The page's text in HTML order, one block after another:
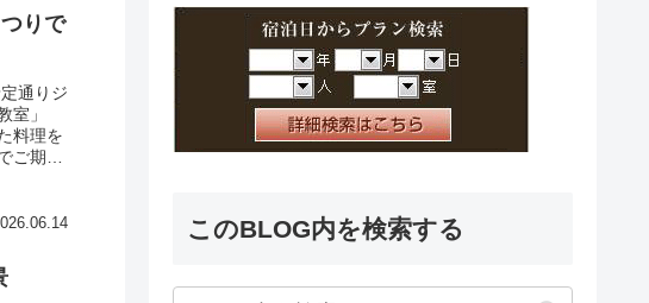
りで
通りジ
室」
料理を
ご期待
このBLOG内を検索する